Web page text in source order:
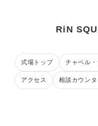
RiN
式場トップ チャペル
アクセス 相談カウンタ